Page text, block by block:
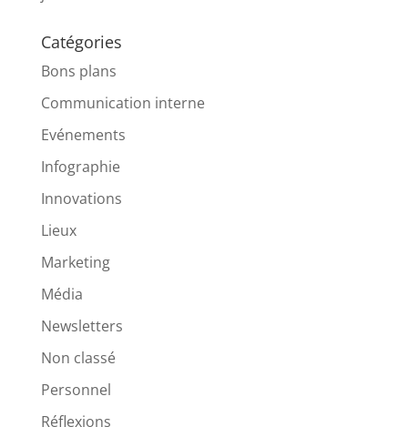
Catégories
Bons plans
Communication interne
Evénements
Infographie
Innovations
Lieux
Marketing
Média
Newsletters
Non classé
Personnel
Réflexions